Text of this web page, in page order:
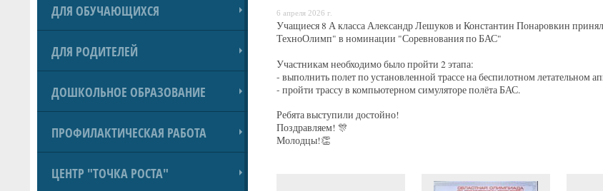
ДЛЯ ОБУЧАЮЩИХСЯ
ДЛЯ РОДИТЕЛЕЙ
ДОШКОЛЬНОЕ ОБРАЗОВАНИЕ
ПРОФИЛАКТИЧЕСКАЯ РАБОТА
ЦЕНТР "ТОЧКА РОСТА"
6 апреля 2026 г.
Учащиеся 8 А класса Александр Лешуков и Константин Понаровкин
ТехноОлимп" в номинации "Соревнования по БАС"
Участникам необходимо было пройти 2 этапа:
- выполнить полет по установленной трассе на беспилотном летательном
- пройти трассу в компьютерном симуляторе полёта БАС.
Ребята выступили достойно!
Поздравляем! 🎊
Молодцы!👏